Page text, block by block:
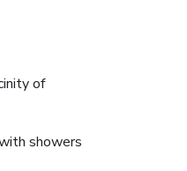
of
showers